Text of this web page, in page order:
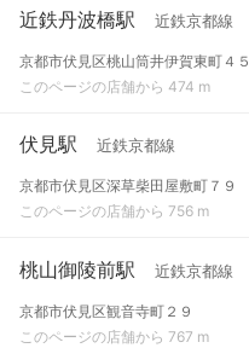
近鉄丹波橋駅 近鉄京都線
京都市伏見区桃山筒井伊賀東町４５
このページの店舗から 474 m
伏見駅 近鉄京都線
京都市伏見区深草柴田屋敷町７９
このページの店舗から 756 m
桃山御陵前駅 近鉄京都線
京都市伏見区観音寺町２９
このページの店舗から 767 m